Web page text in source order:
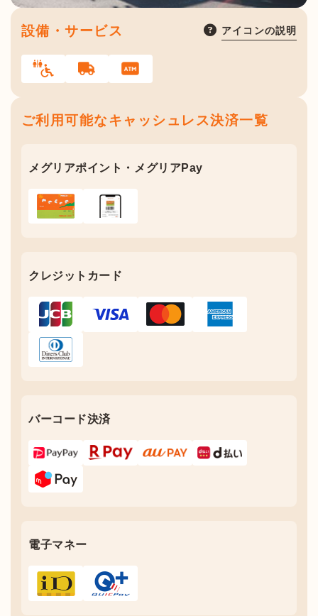
設備・サービス アイコンの説明
ご利用可能なキャッシュレス決済一覧
メグリアポイント・メグリアPay
クレジットカード
バーコード決済
電子マネー